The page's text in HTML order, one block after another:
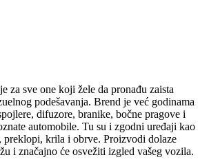
za sve one koji žele da pronađu zaista
podešavanja. Brend je već godinama
difuzore, branike, bočne pragove i
automobile. Tu su i zgodni uređaji kao
preklopi, krila i obrve. Proizvodi dolaze
i značajno će osvežiti izgled vašeg vozila.